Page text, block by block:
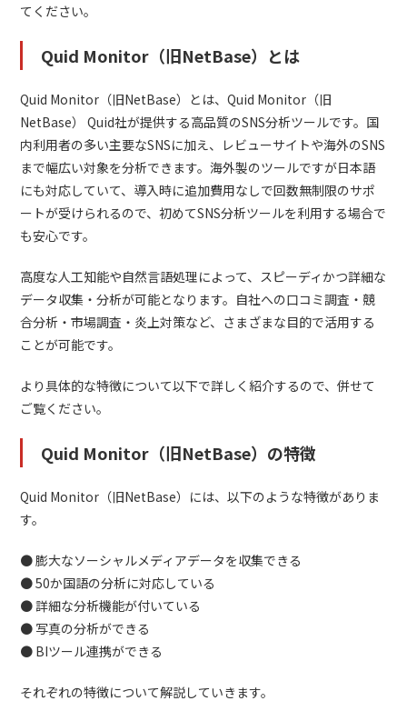
てください。
Quid Monitor（旧NetBase）とは
Quid Monitor（旧NetBase）とは、Quid Monitor（旧
NetBase） Quid社が提供する高品質のSNS分析ツールです。国
内利用者の多い主要なSNSに加え、レビューサイトや海外のSNS
まで幅広い対象を分析できます。海外製のツールですが日本語
にも対応していて、導入時に追加費用なしで回数無制限のサポ
ートが受けられるので、初めてSNS分析ツールを利用する場合で
も安心です。
高度な人工知能や自然言語処理によって、スピーディかつ詳細な
データ収集・分析が可能となります。自社への口コミ調査・競
合分析・市場調査・炎上対策など、さまざまな目的で活用する
ことが可能です。
より具体的な特徴について以下で詳しく紹介するので、併せて
ご覧ください。
Quid Monitor（旧NetBase）の特徴
Quid Monitor（旧NetBase）には、以下のような特徴がありま
す。
● 膨大なソーシャルメディアデータを収集できる
● 50か国語の分析に対応している
● 詳細な分析機能が付いている
● 写真の分析ができる
● BIツール連携ができる
それぞれの特徴について解説していきます。